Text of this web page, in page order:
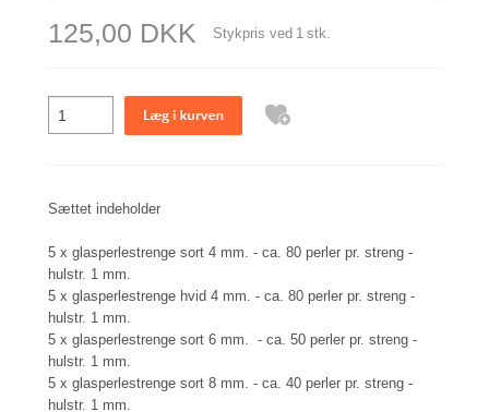
125,00 DKK Stykpris ved 1 stk.
Sættet indeholder
5 x glasperlestrenge sort 4 mm. - ca. 80 perler pr. streng -
hulstr. 1 mm.
5 x glasperlestrenge hvid 4 mm. - ca. 80 perler pr. streng -
hulstr. 1 mm.
5 x glasperlestrenge sort 6 mm. - ca. 50 perler pr. streng -
hulstr. 1 mm.
5 x glasperlestrenge sort 8 mm. - ca. 40 perler pr. streng -
hulstr. 1 mm.